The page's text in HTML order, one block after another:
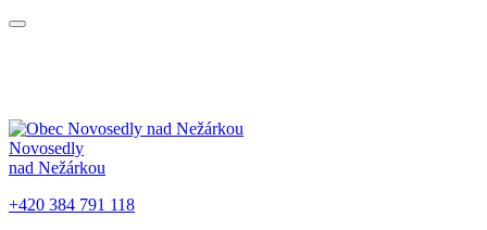
Novosedly
nad Nežárkou
+420 384 791 118